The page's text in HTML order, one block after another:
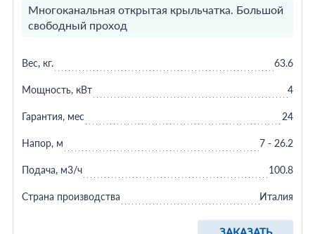
Многоканальная открытая крыльчатка. Большой
свободный проход
Вес, кг. 63.6
Мощность, кВт 4
Гарантия, мес 24
Напор, м 7 - 26.2
Подача, м3/ч 100.8
Страна производства Италия